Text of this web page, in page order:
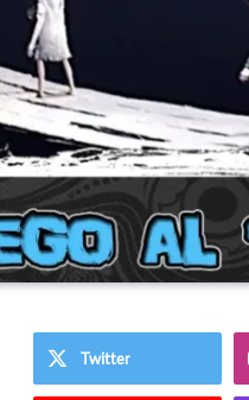
Twitter